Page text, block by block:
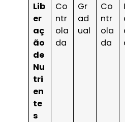
Lib
er
aç
ão
de
Nu
tri
en
te
s
Co
ntr
ola
da
Gr
ad
ual
Co
ntr
ola
da